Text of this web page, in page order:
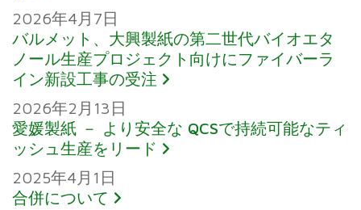
2026年4月7日
バルメット、大興製紙の第二世代バイオエタ
ノール生産プロジェクト向けにファイバーラ
イン新設工事の受注
2026年2月13日
愛媛製紙 － より安全な QCSで持続可能なティ
ッシュ生産をリード
2025年4月1日
合併について